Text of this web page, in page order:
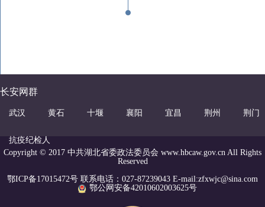
长安网群
武汉 黄石 十堰 襄阳 宜昌 荆州 荆门
抗疫纪检人
Copyright © 2017 中共湖北省委政法委员会 www.hbcaw.gov.cn All Rights
Reserved
鄂ICP备17015472号 联系电话：027-87239043 E-mail:zfxwjc@sina.com
鄂公网安备42010602003625号